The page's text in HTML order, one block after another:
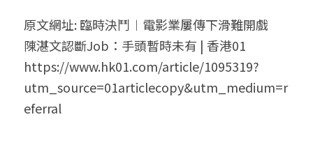
原文網址: 臨時決鬥︱電影業屢傳下滑難開戲
陳湛文認斷Job：手頭暫時未有 | 香港01
https://www.hk01.com/article/1095319?
utm_source=01articlecopy&utm_medium=r
eferral